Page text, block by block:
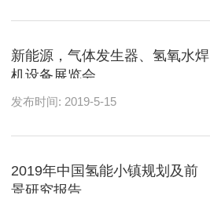
新能源，气体发生器、氢氧水焊
机设备展览会
发布时间: 2019-5-15
2019年中国氢能小镇规划及前
景研究报告